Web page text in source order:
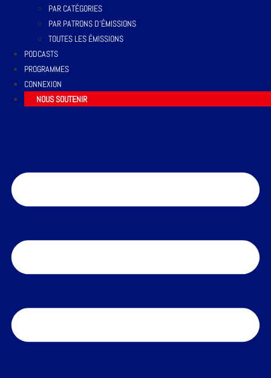
PAR CATÉGORIES
PAR PATRONS D’ÉMISSIONS
TOUTES LES ÉMISSIONS
PODCASTS
PROGRAMMES
CONNEXION
NOUS SOUTENIR